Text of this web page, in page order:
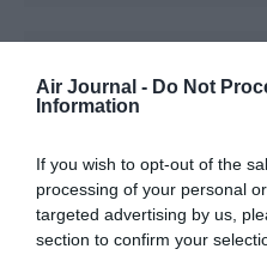
Air Journal - Do Not
Information
If you wish to opt-out of the
processing of your personal
targeted advertising by us,
section to confirm your
Remarquable dynamisme
du deuxième billet au seules
peut vouloir dire pour le
concurrence”…